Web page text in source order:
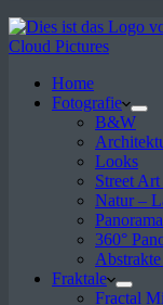
Cloud Pictures
Home
Fotografie
B&W
Looks
Street
Natur –
360°
Fraktale
Fractal